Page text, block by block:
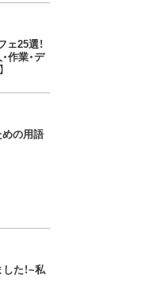
25選！
作業・デ
めの用語
た！~私